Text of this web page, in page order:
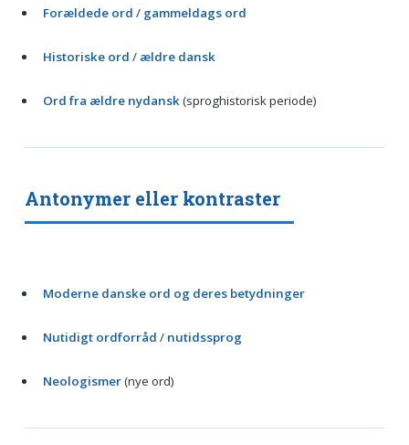
Forældede ord / gammeldags ord
Historiske ord / ældre dansk
Ord fra ældre nydansk(sproghistorisk periode)
Antonymer eller kontraster
Moderne danske ord og deres betydninger
Nutidigt ordforråd / nutidssprog
Neologismer(nye ord)